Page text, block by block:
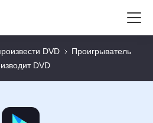
DVD
Проигрыватель
DVD